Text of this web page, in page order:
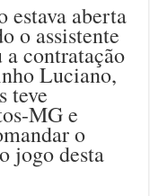
estava aberta
o assistente
contratação
Luciano,
teve
MG e
o
jogo desta